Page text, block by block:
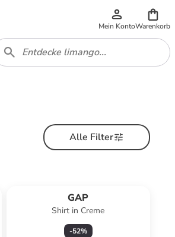
Mein KontoWarenkorb
Alle Filter
GAP
Shirt in Creme
-52%